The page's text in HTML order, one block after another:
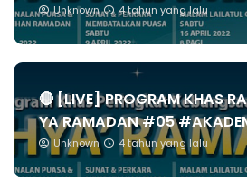
Unknown 4 tahun yang lalu
🔴 [LIVE] PROGRAM KHAS
YA RAMADAN #05
Unknown 4 tahun yang lalu